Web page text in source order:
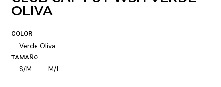
OLIVA
COLOR
Verde Oliva
TAMAÑO
S/M M/L